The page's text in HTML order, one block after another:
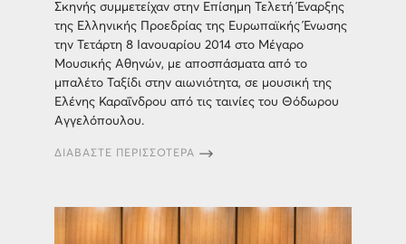
Σκηνής συμμετείχαν στην Επίσημη Τελετή Έναρξης
της Ελληνικής Προεδρίας της Ευρωπαϊκής Ένωσης
την Τετάρτη 8 Ιανουαρίου 2014 στο Μέγαρο
Μουσικής Αθηνών, με αποσπάσματα από το
μπαλέτο Ταξίδι στην αιωνιότητα, σε μουσική της
Ελένης Καραΐνδρου από τις ταινίες του Θόδωρου
Αγγελόπουλου.
ΔΙΑΒΑΣΤΕ ΠΕΡΙΣΣΟΤΕΡΑ